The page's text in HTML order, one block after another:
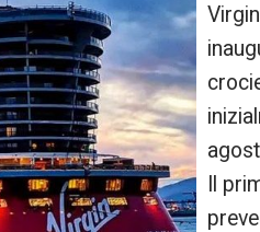
Il